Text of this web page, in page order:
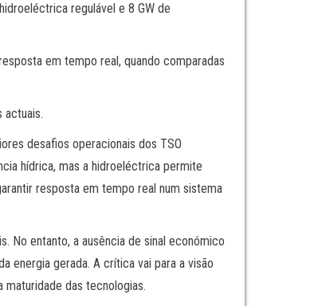
regulável e 8 GW de
em tempo real, quando comparadas
actuais.
desafios operacionais dos TSO
hídrica, mas a hidroeléctrica permite
resposta em tempo real num sistema
No entanto, a ausência de sinal económico
energia gerada. A crítica vai para a visão
das tecnologias.